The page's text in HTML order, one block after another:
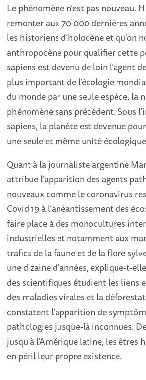
Le phénomène n’est pas nouveau.
remonter aux 70 000 dernières
les historiens d’holocène et qu’on
anthropocène pour qualifier cette
sapiens est devenu de loin l’agent
plus important de l’écologie
du monde par une seule espèce, la
phénomène sans précédent. Sous
sapiens, la planète est devenue
une seule et même unité écologique
Quant à la journaliste argentine
attribue l’apparition des agents
nouveaux comme le coronavirus
Covid 19 à l’anéantissement des
faire place à des monocultures
industrielles et notamment aux
trafics de la faune et de la flore
une dizaine d’années, explique-t-
des scientifiques étudient les liens
des maladies virales et la
constatent l’apparition de
pathologies jusque-là inconnues.
jusqu’à l’Amérique latine, les
en péril leur propre existence.